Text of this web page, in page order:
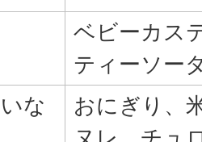
ベビーカス
ティーソー
な
おにぎり、